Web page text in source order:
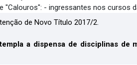
- ingressantes nos cursos
de Novo Título 2017/2.
a dispensa de disciplinas